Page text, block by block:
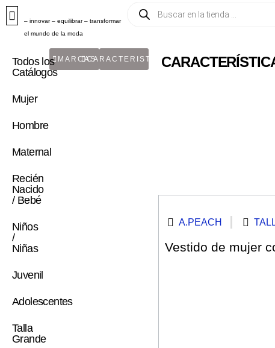
– innovar – equilibrar – transformar
el mundo de la moda
Todos los
Catálogos
Mujer
Hombre
Maternal
Recién
Nacido
/ Bebé
Niños
/
Niñas
Juvenil
Adolescentes
Talla
Grande
MARCASCARACTERISTICA
A.PEACH
Vestido de mujer